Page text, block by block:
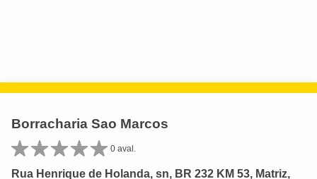
Borracharia Sao Marcos
0 aval.
Rua Henrique de Holanda, sn, BR 232 KM 53, Matriz,